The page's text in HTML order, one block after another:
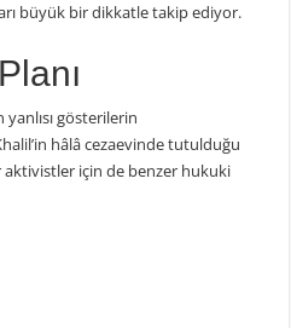
büyük bir dikkatle takip ediyor.
gösterilerin
hâlâ cezaevinde tutulduğu
aktivistler için de benzer hukuki